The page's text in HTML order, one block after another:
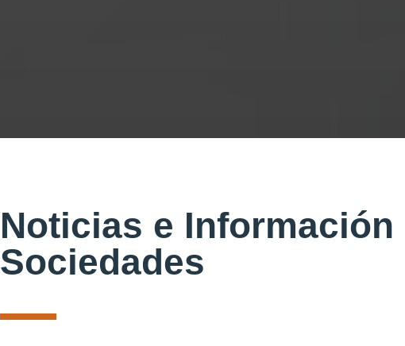
Noticias e Información
Sociedades